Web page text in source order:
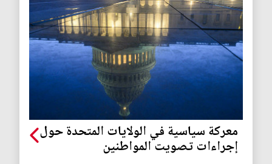
معركة سياسية في الولايات المتحدة حول
إجراءات تصويت المواطنين